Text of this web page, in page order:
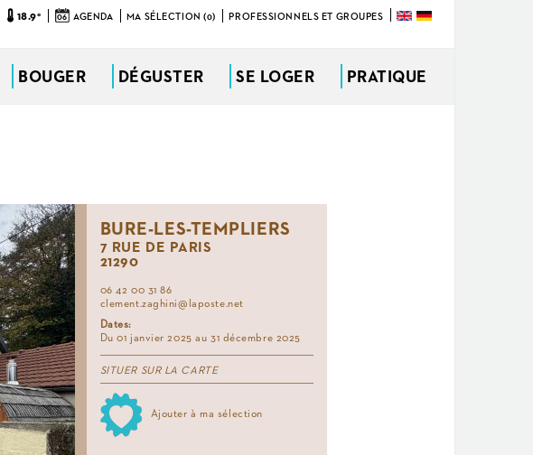
18.9° 06 AGENDA MA SÉLECTION (0) PROFESSIONNELS ET GROUPES
BOUGER DÉGUSTER SE LOGER PRATIQUE
BURE-LES-TEMPLIERS
7 RUE DE PARIS
21290
06 42 00 31 86
clement.zaghini@laposte.net
Dates:
Du 01 janvier 2025 au 31 décembre 2025
SITUER SUR LA CARTE
Ajouter à ma sélection